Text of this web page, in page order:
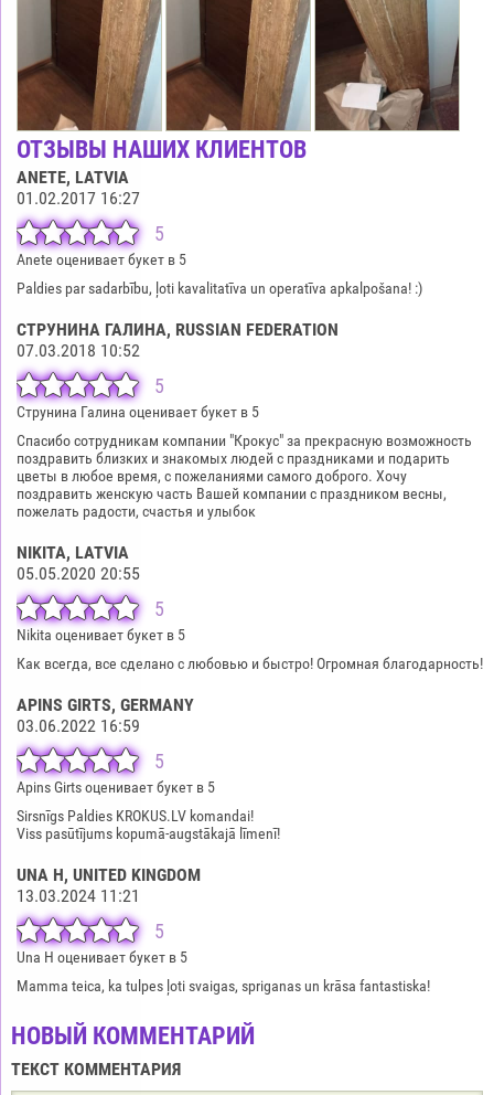
ОТЗЫВЫ НАШИХ КЛИЕНТОВ
ANETE, LATVIA
01.02.2017 16:27
5
Anete оценивает букет в 5
Paldies par sadarbību, ļoti kavalitatīva un operatīva apkalpošana! :)
СТРУНИНА ГАЛИНА, RUSSIAN FEDERATION
07.03.2018 10:52
5
Струнина Галина оценивает букет в 5
Спасибо сотрудникам компании "Крокус" за прекрасную возможность
поздравить близких и знакомых людей с праздниками и подарить
цветы в любое время, с пожеланиями самого доброго. Хочу
поздравить женскую часть Вашей компании с праздником весны,
пожелать радости, счастья и улыбок
NIKITA, LATVIA
05.05.2020 20:55
5
Nikita оценивает букет в 5
Как всегда, все сделано с любовью и быстро! Огромная благодарность!
APINS GIRTS, GERMANY
03.06.2022 16:59
5
Apins Girts оценивает букет в 5
Sirsnīgs Paldies KROKUS.LV komandai!
Viss pasūtījums kopumā-augstākajā līmenī!
UNA H, UNITED KINGDOM
13.03.2024 11:21
5
Una H оценивает букет в 5
Mamma teica, ka tulpes ļoti svaigas, spriganas un krāsa fantastiska!
НОВЫЙ КОММЕНТАРИЙ
ТЕКСТ КОММЕНТАРИЯ